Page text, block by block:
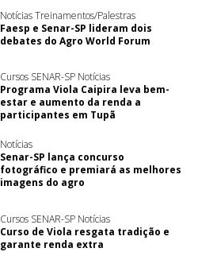
Notícias Treinamentos/Palestras
Faesp e Senar-SP lideram dois
debates do Agro World Forum
Cursos SENAR-SP Notícias
Programa Viola Caipira leva bem-
estar e aumento da renda a
participantes em Tupã
Notícias
Senar-SP lança concurso
fotográfico e premiará as melhores
imagens do agro
Cursos SENAR-SP Notícias
Curso de Viola resgata tradição e
garante renda extra